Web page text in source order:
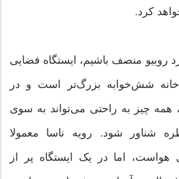
کرد.
روبیو منصف باشیم، ایستگاه فضایی
خانه شش‌خوابه بزرگ‌تر است و در
همه چیز به راحتی می‌تواند به سوی
شناور شود. رویه ناسا معمولا
اما در یک ایستگاه پر از